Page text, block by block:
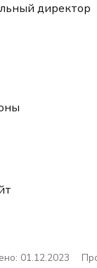
директор
01.12.2023